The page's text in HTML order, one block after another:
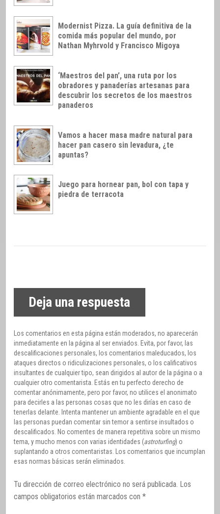
Modernist Pizza. La guía definitiva de la
comida más popular del mundo, por
Nathan Myhrvold y Francisco Migoya
‘Maestros del pan’, una ruta por los
obradores y panaderías artesanas para
descubrir los secretos de los maestros
panaderos
Vamos a hacer masa madre natural para
hacer pan casero sin levadura, ¿te
apuntas?
Juego para hornear pan, bol con tapa y
piedra de terracota
Deja una respuesta
Los comentarios en esta página están moderados, no aparecerán
inmediatamente en la página al ser enviados. Evita, por favor, las
descalificaciones personales, los comentarios maleducados, los
ataques directos o ridiculizaciones personales, o los calificativos
insultantes de cualquier tipo, sean dirigidos al autor de la página o a
cualquier otro comentarista. Estás en tu perfecto derecho de
comentar anónimamente, pero por favor, no utilices el anonimato
para decirles a las personas cosas que no les dirías en caso de
tenerlas delante. Intenta mantener un ambiente agradable en el que
las personas puedan comentar sin temor a sentirse insultados o
descalificados. No comentes de manera repetitiva sobre un mismo
tema, y mucho menos con varias identidades (astroturfing) o
suplantando a otros comentaristas. Los comentarios que incumplan
esas normas básicas serán eliminados.
Tu dirección de correo electrónico no será publicada. Los
campos obligatorios están marcados con *